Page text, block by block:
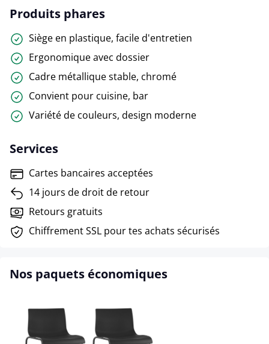
Produits phares
Siège en plastique, facile d'entretien
Ergonomique avec dossier
Cadre métallique stable, chromé
Convient pour cuisine, bar
Variété de couleurs, design moderne
Services
Cartes bancaires acceptées
14 jours de droit de retour
Retours gratuits
Chiffrement SSL pour tes achats sécurisés
Nos paquets économiques